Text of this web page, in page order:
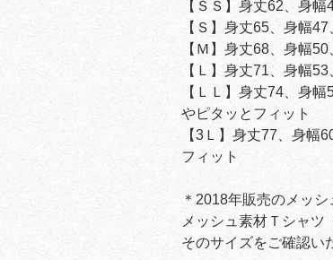
【ＳＳ】身丈62、身
【Ｓ】身丈65、身幅
【Ｍ】身丈68、身幅
【Ｌ】身丈71、身幅
【ＬＬ】身丈74、身
やピタッとフィット
【3Ｌ】身丈77、身
フィット
＊2018年販売のメッ
メッシュ素材Ｔシャツ
そのサイズをご確認い